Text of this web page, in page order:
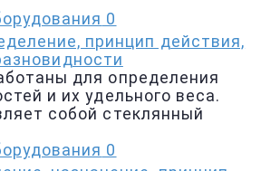
0
принцип действия,
для определения
и их удельного веса.
собой стеклянный
0